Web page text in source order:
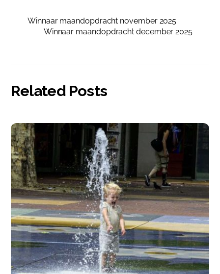
Winnaar maandopdracht november 2025
Winnaar maandopdracht december 2025
Related Posts